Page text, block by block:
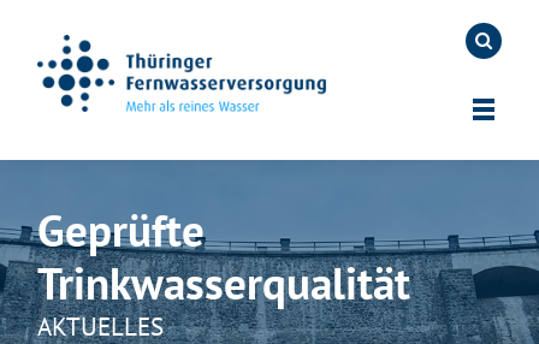
Geprüfte
Trinkwasserqualität
AKTUELLES